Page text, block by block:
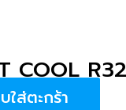
COOL
ใส่ตะกร้า